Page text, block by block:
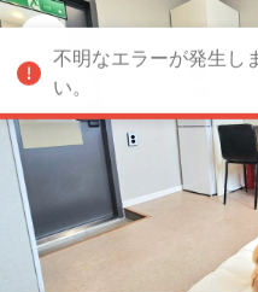
Upperwest
不明なエラーが発生
い。